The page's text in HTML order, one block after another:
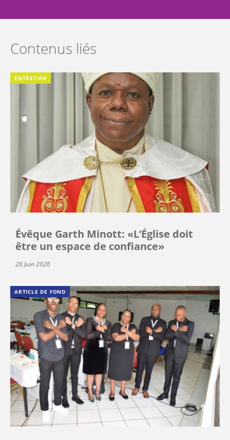
Contenus liés
ENTRETIEN
Évêque Garth Minott: «L’Église doit
être un espace de confiance»
26 Juin 2026
ARTICLE DE FOND